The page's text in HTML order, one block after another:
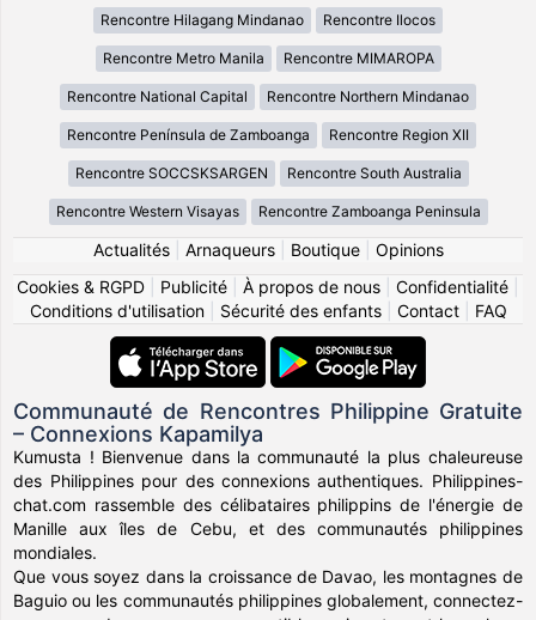
Rencontre Hilagang Mindanao Rencontre Ilocos
Rencontre Metro Manila Rencontre MIMAROPA
Rencontre National Capital Rencontre Northern Mindanao
Rencontre Península de Zamboanga Rencontre Region XII
Rencontre SOCCSKSARGEN Rencontre South Australia
Rencontre Western Visayas Rencontre Zamboanga Peninsula
Actualités| Arnaqueurs| Boutique| Opinions
Cookies & RGPD
Publicité À propos de nous Confidentialité
Conditions d'utilisation| Sécurité des enfants| Contact| FAQ
Communauté de Rencontres Philippine Gratuite
– Connexions Kapamilya
Kumusta ! Bienvenue dans la communauté la plus chaleureuse
des Philippines pour des connexions authentiques. Philippines-
chat.com rassemble des célibataires philippins de l'énergie de
Manille aux îles de Cebu, et des communautés philippines
mondiales.
Que vous soyez dans la croissance de Davao, les montagnes de
Baguio ou les communautés philippines globalement, connectez-